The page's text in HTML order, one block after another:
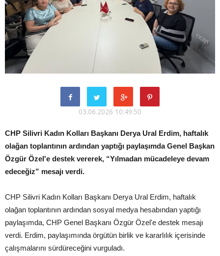
03.06.2026 10:49:50
CHP Silivri Kadın Kolları Başkanı Derya Ural Erdim, haftalık
olağan toplantının ardından yaptığı paylaşımda Genel Başkan
Özgür Özel'e destek vererek, “Yılmadan mücadeleye devam
edeceğiz” mesajı verdi.
CHP Silivri Kadın Kolları Başkanı Derya Ural Erdim, haftalık
olağan toplantının ardından sosyal medya hesabından yaptığı
paylaşımda, CHP Genel Başkanı Özgür Özel'e destek mesajı
verdi. Erdim, paylaşımında örgütün birlik ve kararlılık içerisinde
çalışmalarını sürdüreceğini vurguladı.